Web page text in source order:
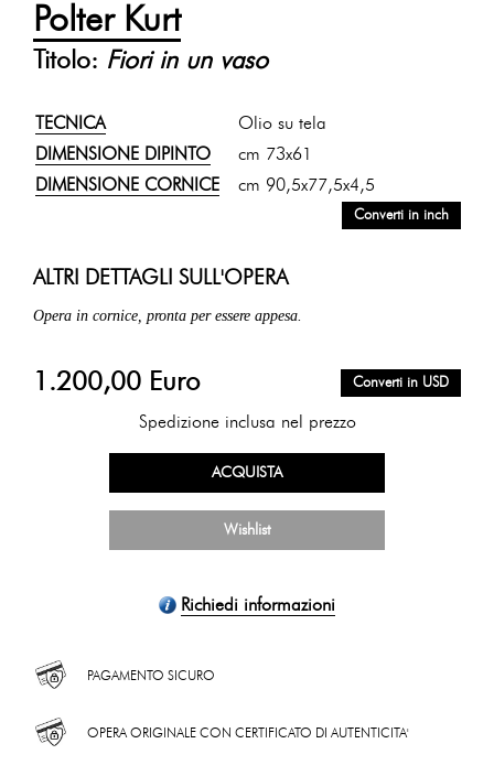
Polter Kurt
Titolo: Fiori in un vaso
TECNICA
Olio su tela
DIMENSIONE DIPINTO
cm 73x61
DIMENSIONE CORNICE
cm 90,5x77,5x4,5
Converti in inch
ALTRI DETTAGLI SULL'OPERA
Opera in cornice, pronta per essere appesa.
1.200,00 Euro Converti in USD
Spedizione inclusa nel prezzo
ACQUISTA
Wishlist
Richiedi informazioni
PAGAMENTO SICURO
OPERA ORIGINALE CON CERTIFICATO DI AUTENTICITA'